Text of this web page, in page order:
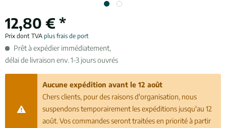
12,80 € *
Prix dont TVA plus frais de port
Prêt à expédier immédiatement,
délai de livraison env. 1-3 jours ouvrés
Aucune expédition avant le 12 août
Chers clients, pour des raisons d'organisation, nous
suspendons temporairement les expéditions jusqu'au 12
août. Vos commandes seront traitées en priorité à partir